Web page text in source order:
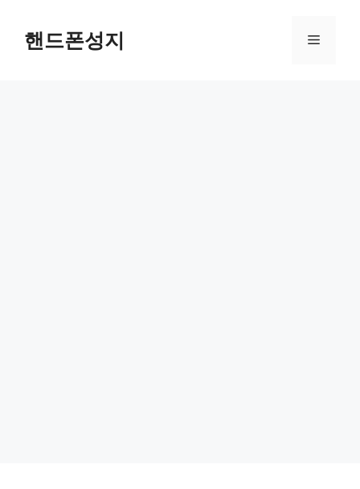
content핸드폰성지 Menu